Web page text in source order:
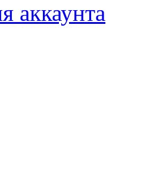
аккаунта